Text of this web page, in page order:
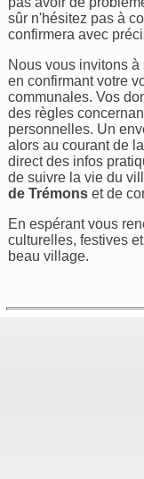
sûr n'hésitez pas à
confirmera avec
Nous vous invitons
en confirmant votre
communales. Vos
des règles
personnelles. Un
alors au courant de
direct des infos
de suivre la vie du
de Trémonset de
En espérant vous
culturelles, festives
beau village.